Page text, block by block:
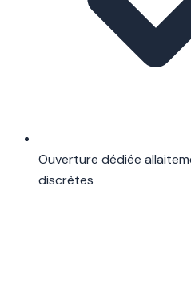
Ouverture dédiée
discrètes